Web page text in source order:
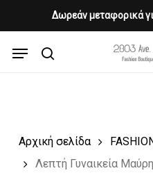
Δωρεάν μεταφορικά
content
Menu
Cart
Αρχική σελίδα
Λεπτή Γυναικεία